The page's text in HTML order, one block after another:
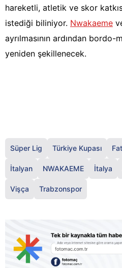
hareketli, atletik ve skor
istediği biliniyor. Nwakaeme
ayrılmasının ardından
yeniden şekillenecek.
Süper Lig Türkiye Kupası
İtalyan NWAKAEME İtalya
Vişça Trabzonspor